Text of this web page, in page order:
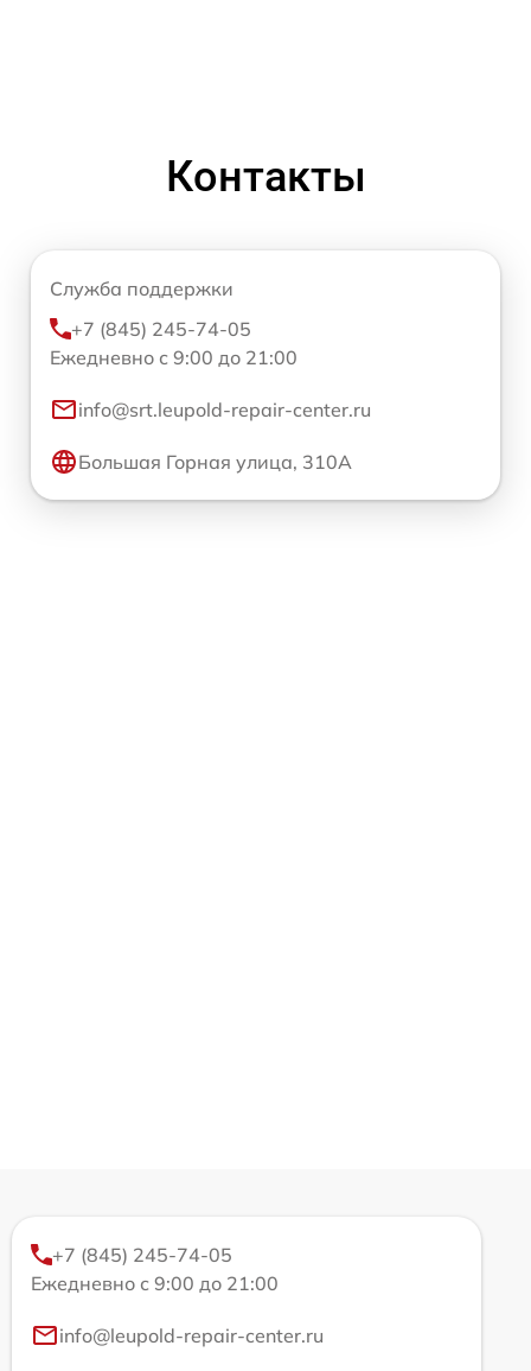
Контакты
Служба поддержки
+7 (845) 245-74-05
Ежедневно с 9:00 до 21:00
info@srt.leupold-repair-center.ru
Большая Горная улица, 310А
+7 (845) 245-74-05
Ежедневно с 9:00 до 21:00
info@leupold-repair-center.ru